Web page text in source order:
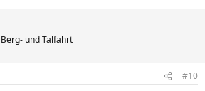
und Talfahrt
#10